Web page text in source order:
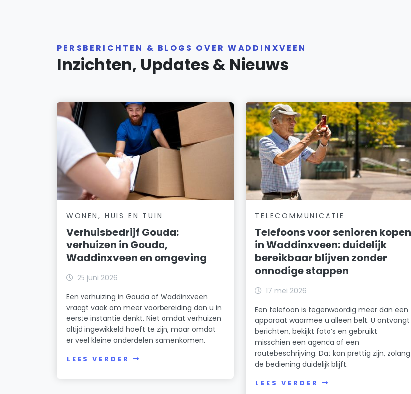
PERSBERICHTEN & BLOGS OVER WADDINXVEEN
Inzichten, Updates & Nieuws
WONEN, HUIS EN TUIN
Verhuisbedrijf Gouda:
verhuizen in Gouda,
Waddinxveen en omgeving
25 juni 2026
Een verhuizing in Gouda of Waddinxveen
vraagt vaak om meer voorbereiding dan u in
eerste instantie denkt. Niet omdat verhuizen
altijd ingewikkeld hoeft te zijn, maar omdat
er veel kleine onderdelen samenkomen.
LEES VERDER
TELECOMMUNICATIE
Telefoons voor senioren kopen
in Waddinxveen: duidelijk
bereikbaar blijven zonder
onnodige stappen
17 mei 2026
Een telefoon is tegenwoordig meer dan een
apparaat waarmee u alleen belt. U ontvangt
berichten, bekijkt foto’s en gebruikt
misschien een agenda of een
routebeschrijving. Dat kan prettig zijn, zolang
de bediening duidelijk blijft.
LEES VERDER